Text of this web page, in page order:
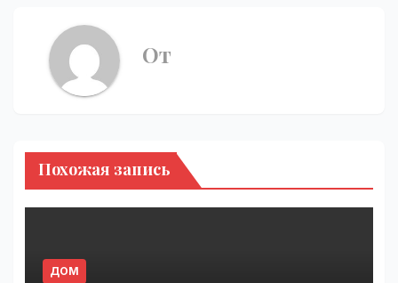
От
Похожая запись
ДОМ